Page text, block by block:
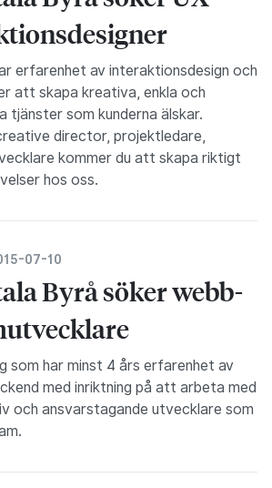
erfarenhet av interaktionsdesign och
att skapa kreativa, enkla och
tjänster som kunderna älskar.
director, projektledare,
kommer du att skapa riktigt
hos oss.
07-10
Byrå söker webb-
som har minst 4 års erfarenhet av
med inriktning på att arbeta med
och ansvarstagande utvecklare som